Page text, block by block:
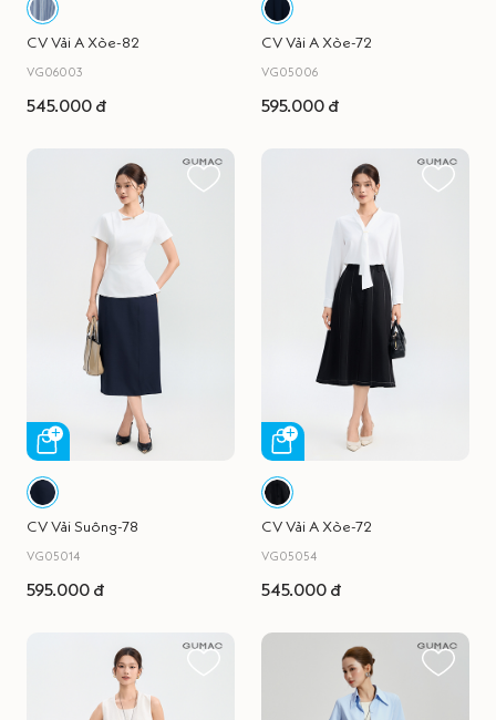
CV Vải A Xòe-82
VG06003
545.000 đ
CV Vải A Xòe-72
VG05006
595.000 đ
CV Vải Suông-78
VG05014
595.000 đ
CV Vải A Xòe-72
VG05054
545.000 đ